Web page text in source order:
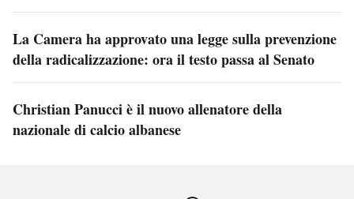
La Camera ha approvato una legge sulla prevenzione
della radicalizzazione: ora il testo passa al Senato
Christian Panucci è il nuovo allenatore della
nazionale di calcio albanese